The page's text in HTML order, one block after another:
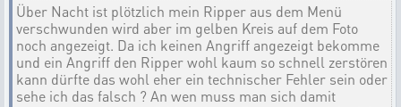
Über Nacht ist plötzlich mein Ripper aus dem Menü
verschwunden wird aber im gelben Kreis auf dem Foto
noch angezeigt. Da ich keinen Angriff angezeigt bekomme
und ein Angriff den Ripper wohl kaum so schnell zerstören
kann dürfte das wohl eher ein technischer Fehler sein oder
sehe ich das falsch ? An wen muss man sich damit